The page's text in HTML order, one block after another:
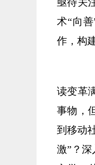
术“向
作，构
读变革
事物，
到移动
激”？